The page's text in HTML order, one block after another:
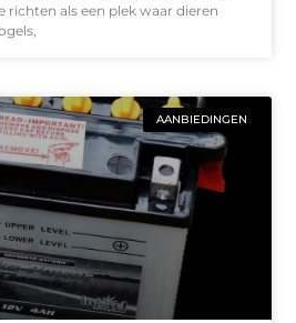
richten als een plek waar dieren
AANBIEDINGEN